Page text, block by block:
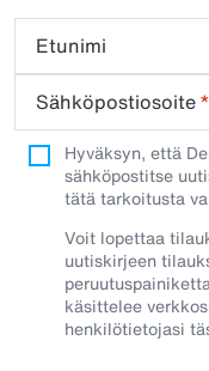
Etunimi
Sähköpostiosoite*
Hyväksyn, että
sähköpostitse
tätä tarkoitusta
Voit lopettaa
uutiskirjeen
käsittelee
henkilötietojasi